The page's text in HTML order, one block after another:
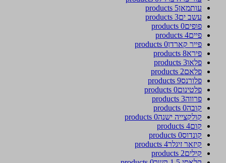
עותמאן5 products
עשב ים3 products
פופים0 products
פיים4 products
פייר קארדן0 products
פירא8 products
פלאו3 products
פלאם2 products
פלורנס9 products
פלטינום0 products
פרווה3 products
קובה0 products
קולקצייה ישנה0 products
קום4 products
קונדוס0 products
קיזאר זיגלר4 products
קילים2 products